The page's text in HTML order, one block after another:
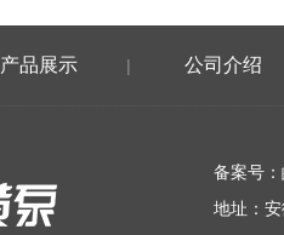
产品展示 | 公司介绍
备案号：
地址：